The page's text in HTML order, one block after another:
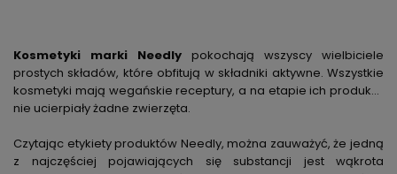
Kosmetyki marki Needly pokochają wszyscy wielbiciele
prostych składów, które obfitują w składniki aktywne. Wszystkie
kosmetyki mają wegańskie receptury, a na etapie ich produkcji
nie ucierpiały żadne zwierzęta.
Czytając etykiety produktów Needly, można zauważyć, że jedną
z najczęściej pojawiających się substancji jest wąkrota